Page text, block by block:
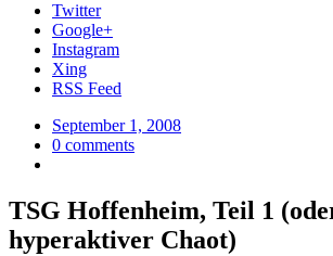
Twitter
Google+
Instagram
Xing
RSS Feed
September 1, 2008
0 comments
TSG Hoffenheim, Teil 1
hyperaktiver Chaot)